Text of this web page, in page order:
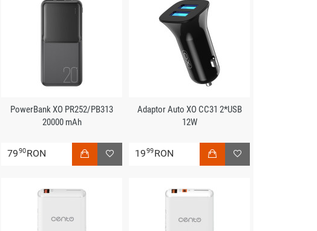
PowerBank XO PR252/PB313
20000 mAh
7990RON
Adaptor Auto XO CC31 2*USB
12W
1999RON